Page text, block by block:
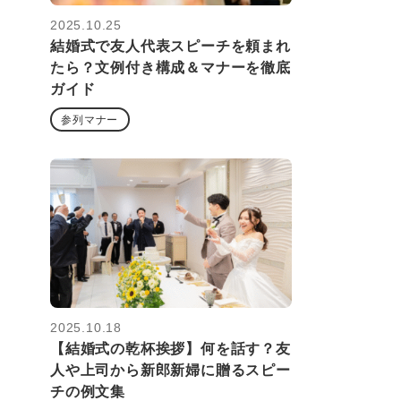
2025.10.25
結婚式で友人代表スピーチを頼まれ
たら？文例付き構成＆マナーを徹底
ガイド
参列マナー
2025.10.18
【結婚式の乾杯挨拶】何を話す？友
人や上司から新郎新婦に贈るスピー
チの例文集